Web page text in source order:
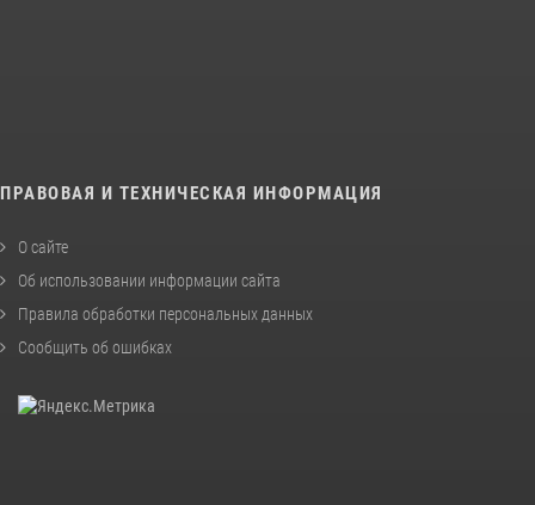
ПРАВОВАЯ И ТЕХНИЧЕСКАЯ ИНФОРМАЦИЯ
О сайте
Об использовании информации сайта
Правила обработки персональных данных
Сообщить об ошибках